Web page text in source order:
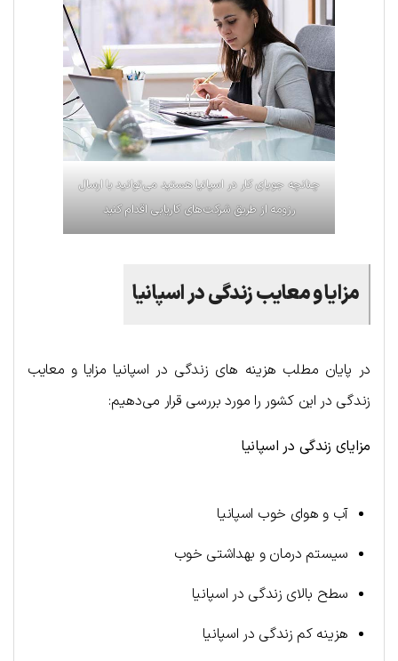
چنانچه جویای کار در اسپانیا هستید می‌توانید با ارسال
رزومه از طریق شرکت‌های کاریابی اقدام کنید
مزایا و معایب زندگی در اسپانیا
در پایان مطلب هزینه های زندگی در اسپانیا مزایا و معایب
زندگی در این کشور را مورد بررسی قرار می‌دهیم:
مزایای زندگی در اسپانیا
آب و هوای خوب اسپانیا
سیستم درمان و بهداشتی خوب
سطح بالای زندگی در اسپانیا
هزینه کم زندگی در اسپانیا